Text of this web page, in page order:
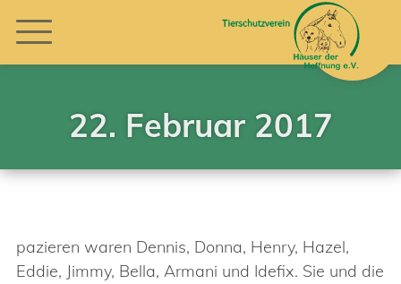
22. Februar 2017
pazieren waren Dennis, Donna, Henry, Hazel,
Eddie, Jimmy, Bella, Armani und Idefix. Sie und die